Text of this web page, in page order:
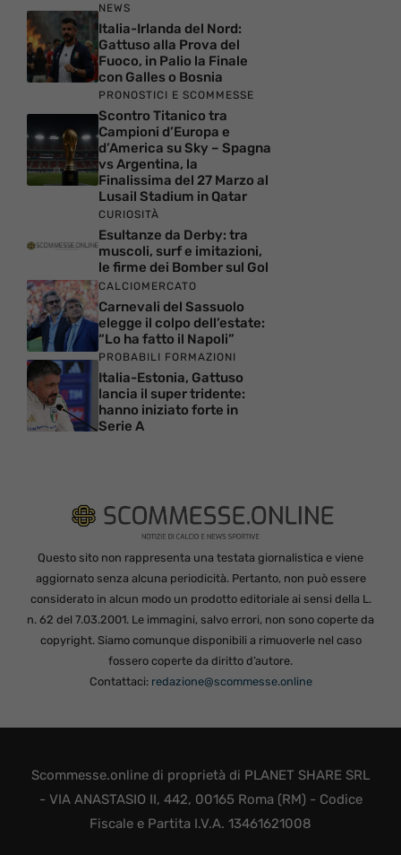
NEWS
Italia-Irlanda del Nord:
Gattuso alla Prova del
Fuoco, in Palio la Finale
con Galles o Bosnia
PRONOSTICI E SCOMMESSE
Scontro Titanico tra
Campioni d’Europa e
d’America su Sky – Spagna
vs Argentina, la
Finalissima del 27 Marzo al
Lusail Stadium in Qatar
CURIOSITÀ
Esultanze da Derby: tra
muscoli, surf e imitazioni,
le firme dei Bomber sul Gol
CALCIOMERCATO
Carnevali del Sassuolo
elegge il colpo dell’estate:
“Lo ha fatto il Napoli”
PROBABILI FORMAZIONI
Italia-Estonia, Gattuso
lancia il super tridente:
hanno iniziato forte in
Serie A
Questo sito non rappresenta una testata giornalistica e viene
aggiornato senza alcuna periodicità. Pertanto, non può essere
considerato in alcun modo un prodotto editoriale ai sensi della L.
n. 62 del 7.03.2001. Le immagini, salvo errori, non sono coperte da
copyright. Siamo comunque disponibili a rimuoverle nel caso
fossero coperte da diritto d’autore.
Contattaci: redazione@scommesse.online
Scommesse.online di proprietà di PLANET SHARE SRL
- VIA ANASTASIO II, 442, 00165 Roma (RM) - Codice
Fiscale e Partita I.V.A. 13461621008